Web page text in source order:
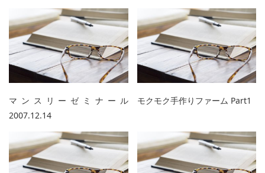
マンスリーゼミナール
2007.12.14
モクモク手作りファーム Part1